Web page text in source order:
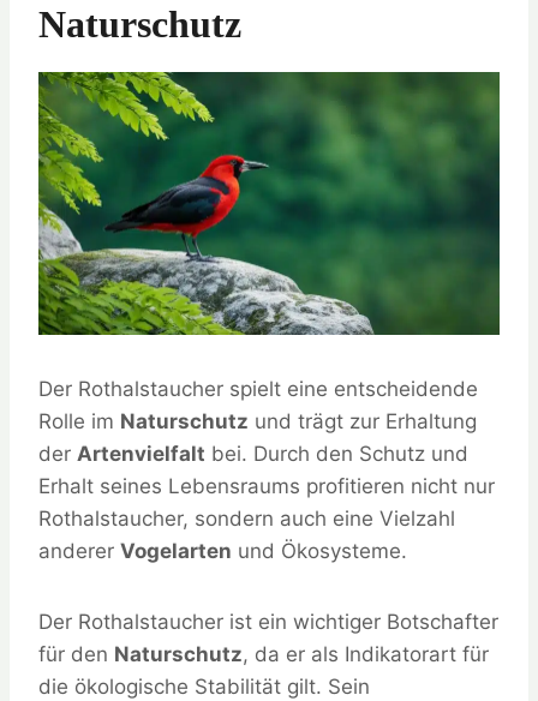
Naturschutz
Der Rothalstaucher spielt eine entscheidende
Rolle im Naturschutz und trägt zur Erhaltung
der Artenvielfalt bei. Durch den Schutz und
Erhalt seines Lebensraums profitieren nicht nur
Rothalstaucher, sondern auch eine Vielzahl
anderer Vogelarten und Ökosysteme.
Der Rothalstaucher ist ein wichtiger Botschafter
für den Naturschutz, da er als Indikatorart für
die ökologische Stabilität gilt. Sein